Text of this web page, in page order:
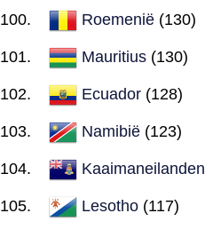
Roemenië (130)
Mauritius (130)
Ecuador (128)
Namibië (123)
Kaaimaneilanden
Lesotho (117)